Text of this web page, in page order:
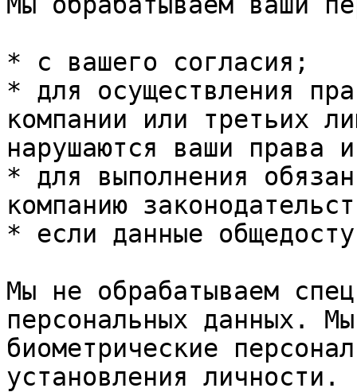
* с вашего согласия;
* для осуществления
компании или третьих
нарушаются ваши права
* для выполнения
компанию
* если данные
Мы не обрабатываем
персональных данных.
биометрические
установления личности.